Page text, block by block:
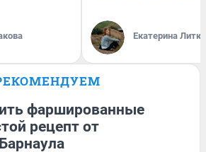
Екатерина
фаршированные
рецепт от